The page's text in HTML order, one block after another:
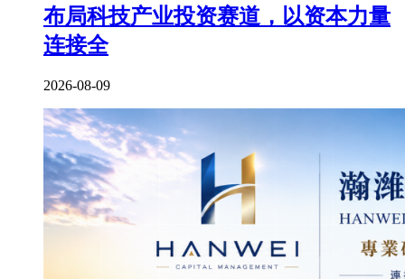
布局科技产业投资赛道，以资本力量
连接全
2026-08-09